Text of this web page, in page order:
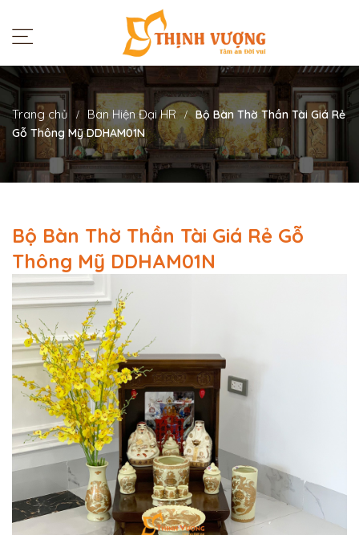
Trang chủ Ban Hiện Đại HR
Bộ Bàn Thờ Thần Tài Giá Rẻ
Gỗ Thông Mỹ DDHAM01N
Bộ Bàn Thờ Thần Tài Giá Rẻ Gỗ
Thông Mỹ DDHAM01N